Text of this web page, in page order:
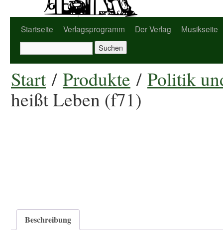
Startseite Verlagsprogramm Der Verlag Musikseite
Start/ Produkte / Politik
heißt Leben (f71)
Beschreibung